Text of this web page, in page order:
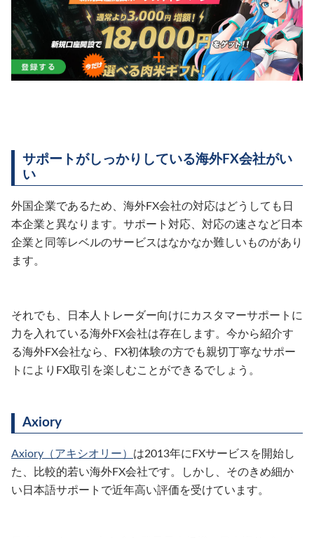
サポートがしっかりしている海外FX会社がい
い
外国企業であるため、海外FX会社の対応はどうしても日
本企業と異なります。サポート対応、対応の速さなど日本
企業と同等レベルのサービスはなかなか難しいものがあり
ます。
それでも、日本人トレーダー向けにカスタマーサポートに
力を入れている海外FX会社は存在します。今から紹介す
る海外FX会社なら、FX初体験の方でも親切丁寧なサポー
トによりFX取引を楽しむことができるでしょう。
Axiory
Axiory（アキシオリー） は2013年にFXサービスを開始し
た、比較的若い海外FX会社です。しかし、そのきめ細か
い日本語サポートで近年高い評価を受けています。